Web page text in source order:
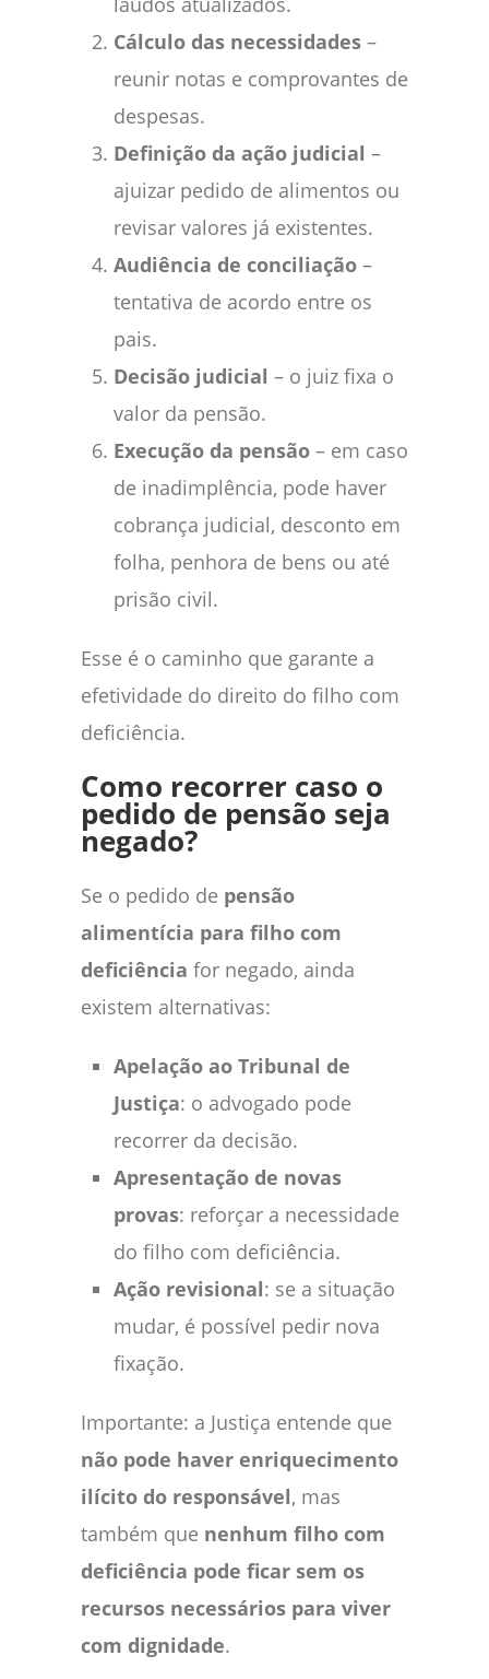
Cálculo das necessidades –
reunir notas e comprovantes de
despesas.
Definição da ação judicial –
ajuizar pedido de alimentos ou
revisar valores já existentes.
Audiência de conciliação –
tentativa de acordo entre os
pais.
Decisão judicial – o juiz fixa o
valor da pensão.
Execução da pensão – em caso
de inadimplência, pode haver
cobrança judicial, desconto em
folha, penhora de bens ou até
prisão civil.
Esse é o caminho que garante a
efetividade do direito do filho com
deficiência.
Como recorrer caso o
pedido de pensão seja
negado?
Se o pedido de pensão
alimentícia para filho com
deficiência for negado, ainda
existem alternativas:
Apelação ao Tribunal de
Justiça: o advogado pode
recorrer da decisão.
Apresentação de novas
provas: reforçar a necessidade
do filho com deficiência.
Ação revisional: se a situação
mudar, é possível pedir nova
fixação.
Importante: a Justiça entende que
não pode haver enriquecimento
ilícito do responsável, mas
também que nenhum filho com
deficiência pode ficar sem os
recursos necessários para viver
com dignidade.